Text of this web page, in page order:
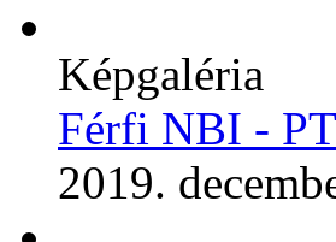
Képgaléria
Férfi NBI -
2019.